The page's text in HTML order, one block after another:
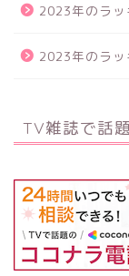
2023年のラッ
2023年のラッ
TV雑誌で話題